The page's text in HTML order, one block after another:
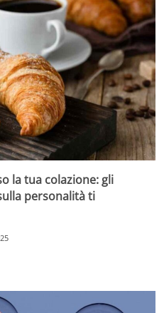
la tua colazione: gli
personalità ti